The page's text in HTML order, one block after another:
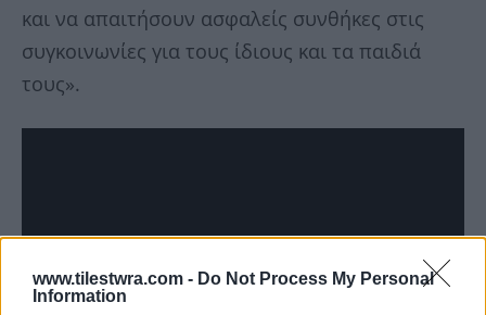
www.tilestwra.com - Do Not Process My Personal
Information
και να απαιτήσουν ασφαλείς συνθήκες στις
συγκοινωνίες για τους ίδιους και τα παιδιά
τους».